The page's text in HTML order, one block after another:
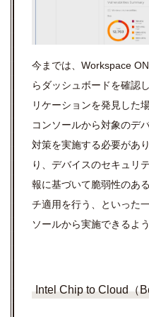
今までは、 Workspace
らダッシュボードを確認
リケーションを発見した場
コンソールから対象のデ
対策を実施する必要があ
り、デバイスのセキュリ
報に基づいて脆弱性のあ
チ適用を行う、といった
ソールから実施できるよ
Intel Chip to Cloud（